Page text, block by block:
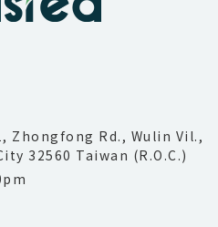
Zhongfong Rd., Wulin Vil.,
32560 Taiwan (R.O.C.)